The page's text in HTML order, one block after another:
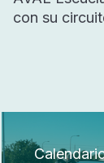
con su